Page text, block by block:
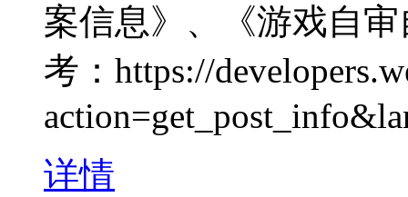
案信息》、《游戏自
考：https://
详情